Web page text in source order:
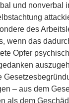
und nonverbal
des
wenn das
Opfer
– aus dem
als dem